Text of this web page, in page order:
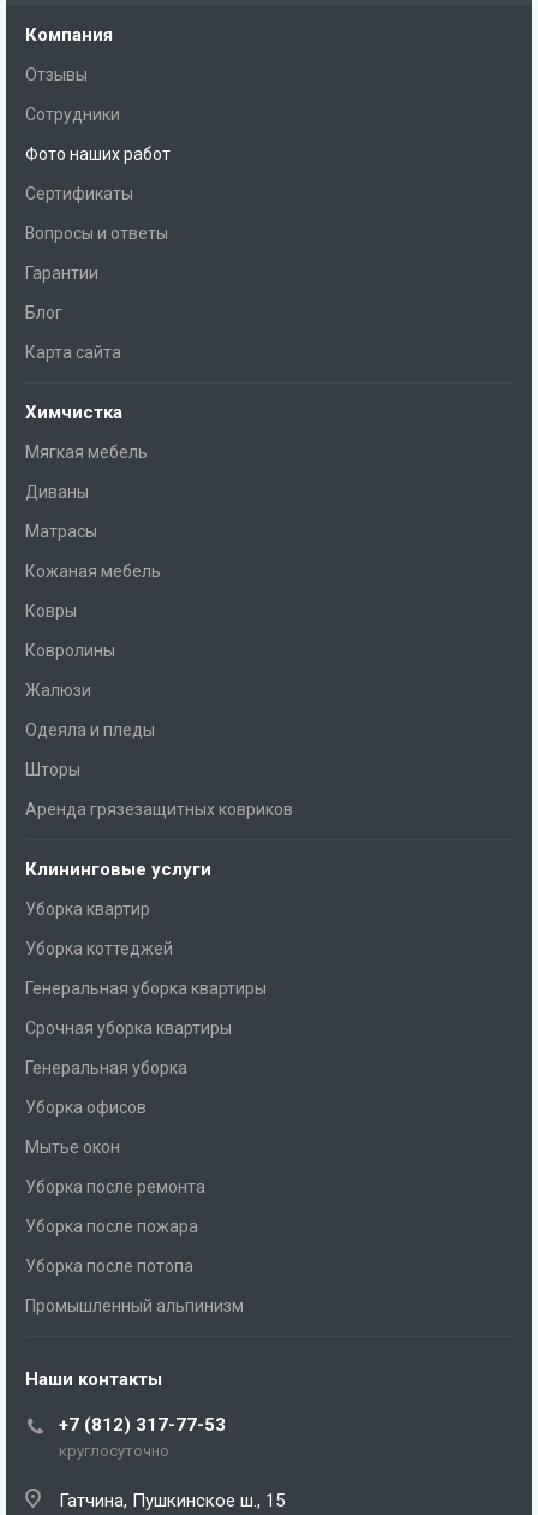
Компания
Отзывы
Сотрудники
Фото наших работ
Сертификаты
Вопросы и ответы
Гарантии
Блог
Карта сайта
Химчистка
Мягкая мебель
Диваны
Матрасы
Кожаная мебель
Ковры
Ковролины
Жалюзи
Одеяла и пледы
Шторы
Аренда грязезащитных ковриков
Клининговые услуги
Уборка квартир
Уборка коттеджей
Генеральная уборка квартиры
Срочная уборка квартиры
Генеральная уборка
Уборка офисов
Мытье окон
Уборка после ремонта
Уборка после пожара
Уборка после потопа
Промышленный альпинизм
Наши контакты
+7 (812) 317-77-53
круглосуточно
Гатчина, Пушкинское ш., 15